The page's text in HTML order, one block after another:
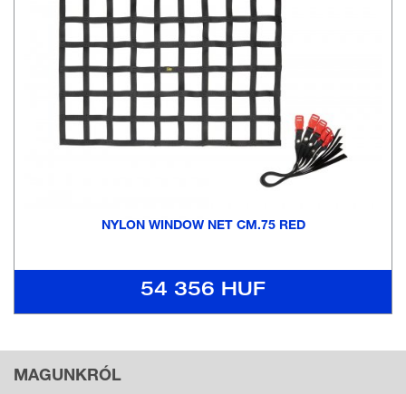
NYLON WINDOW NET CM.75 RED
54 356 HUF
MAGUNKRÓL